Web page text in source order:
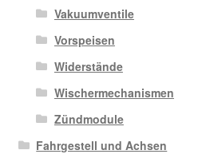
Vakuumventile
Vorspeisen
Widerstände
Wischermechanismen
Zündmodule
Fahrgestell und Achsen